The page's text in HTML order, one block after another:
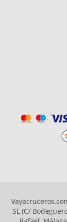
SL (C/